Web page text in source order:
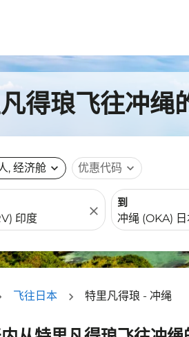
得琅飞往冲
, 经济舱 expand_more 优惠代码 expand_more
close
到
飞往日本 特里凡得琅 - 冲绳